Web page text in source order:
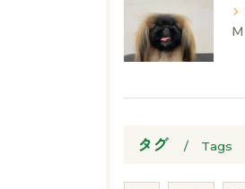
タグ Tags